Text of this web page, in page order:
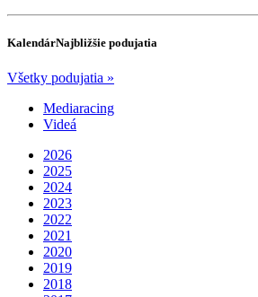
KalendárNajbližšie podujatia
Všetky podujatia »
Mediaracing
Videá
2026
2025
2024
2023
2022
2021
2020
2019
2018